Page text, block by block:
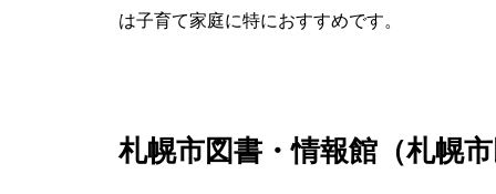
は子育て家庭に特におすすめです。
札幌市図書・情報館（札幌